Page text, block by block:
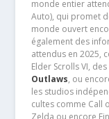
monde entier
Auto), qui promet
monde ouvert
également des
attendus en 2025,
Elder Scrolls VI,
Outlaws, ou
les studios
cultes comme Call
Zelda ou encore